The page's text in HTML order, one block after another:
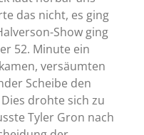
das nicht, es ging
Show ging
52. Minute ein
versäumten
Scheibe den
drohte sich zu
Tyler Gron nach